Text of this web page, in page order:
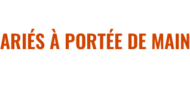
À PORTÉE DE MAIN